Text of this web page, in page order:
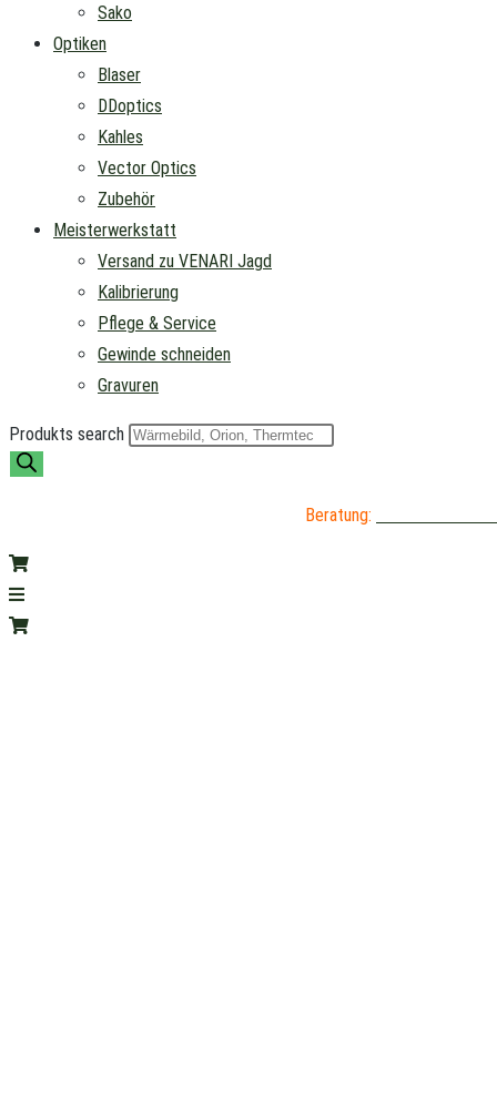
Sako
Optiken
Blaser
DDoptics
Kahles
Vector Optics
Zubehör
Meisterwerkstatt
Versand zu VENARI Jagd
Kalibrierung
Pflege & Service
Gewinde schneiden
Gravuren
Produkts search
Beratung: